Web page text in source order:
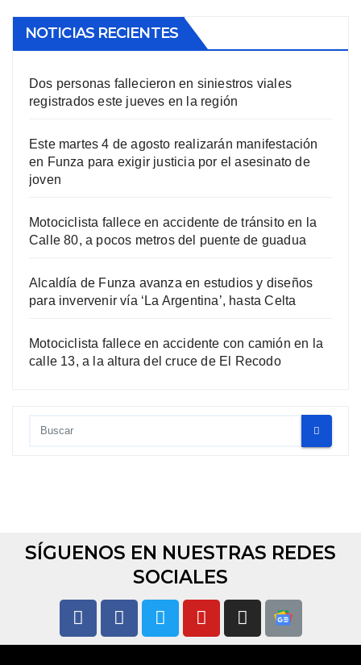
NOTICIAS RECIENTES
Dos personas fallecieron en siniestros viales
registrados este jueves en la región
Este martes 4 de agosto realizarán manifestación
en Funza para exigir justicia por el asesinato de
joven
Motociclista fallece en accidente de tránsito en la
Calle 80, a pocos metros del puente de guadua
Alcaldía de Funza avanza en estudios y diseños
para invervenir vía ‘La Argentina’, hasta Celta
Motociclista fallece en accidente con camión en la
calle 13, a la altura del cruce de El Recodo
SÍGUENOS EN NUESTRAS REDES
SOCIALES